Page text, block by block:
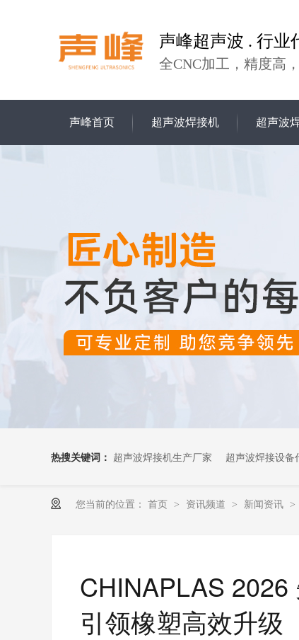
声峰超声波 . 行业
全CNC加工，精度高
声峰首页 超声波焊接机 超声波
热搜关键词： 超声波焊接机生产厂家 超声波焊接设备
超声波OEM代加工
您当前的位置： 首页 > 资讯频道 > 新闻资讯 >
CHINAPLAS
引领橡塑高效升级